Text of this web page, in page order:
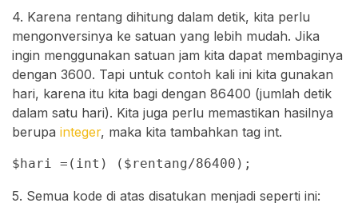
4. Karena rentang dihitung dalam detik, kita perlu
mengonversinya ke satuan yang lebih mudah. Jika
ingin menggunakan satuan jam kita dapat membaginya
dengan 3600. Tapi untuk contoh kali ini kita gunakan
hari, karena itu kita bagi dengan 86400 (jumlah detik
dalam satu hari). Kita juga perlu memastikan hasilnya
berupa integer, maka kita tambahkan tag int.
$hari =(int) ($rentang/86400);
5. Semua kode di atas disatukan menjadi seperti ini: